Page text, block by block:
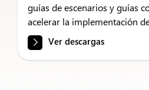
guías de escenarios y guías
acelerar la implementación
Ver descargas